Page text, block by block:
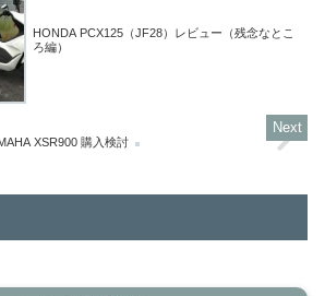
HONDA PCX125（JF28）レビュー（残念なとこ
ろ編）
XSR900 購入検討